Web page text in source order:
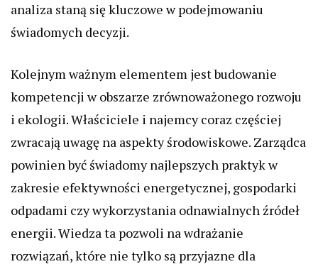
analiza staną się kluczowe w podejmowaniu
świadomych decyzji.
Kolejnym ważnym elementem jest budowanie
kompetencji w obszarze zrównoważonego rozwoju
i ekologii. Właściciele i najemcy coraz częściej
zwracają uwagę na aspekty środowiskowe. Zarządca
powinien być świadomy najlepszych praktyk w
zakresie efektywności energetycznej, gospodarki
odpadami czy wykorzystania odnawialnych źródeł
energii. Wiedza ta pozwoli na wdrażanie
rozwiązań, które nie tylko są przyjazne dla